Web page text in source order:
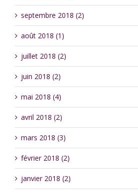
septembre 2018 (2)
août 2018 (1)
juillet 2018 (2)
juin 2018 (2)
mai 2018 (4)
avril 2018 (2)
mars 2018 (3)
février 2018 (2)
janvier 2018 (2)